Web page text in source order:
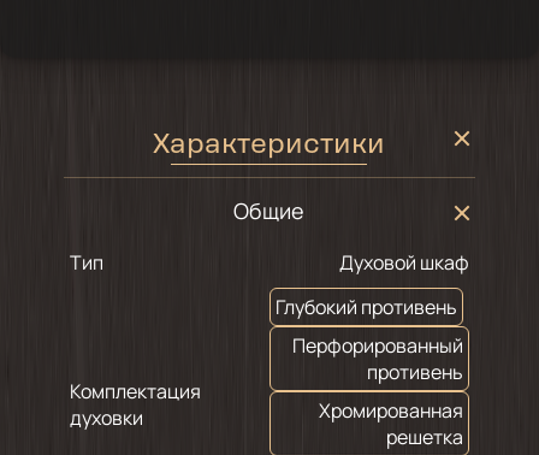
Характеристики
Общие
Тип Духовой шкаф
Комплектация
духовки
Глубокий противень
Перфорированный
противень
Хромированная
решетка